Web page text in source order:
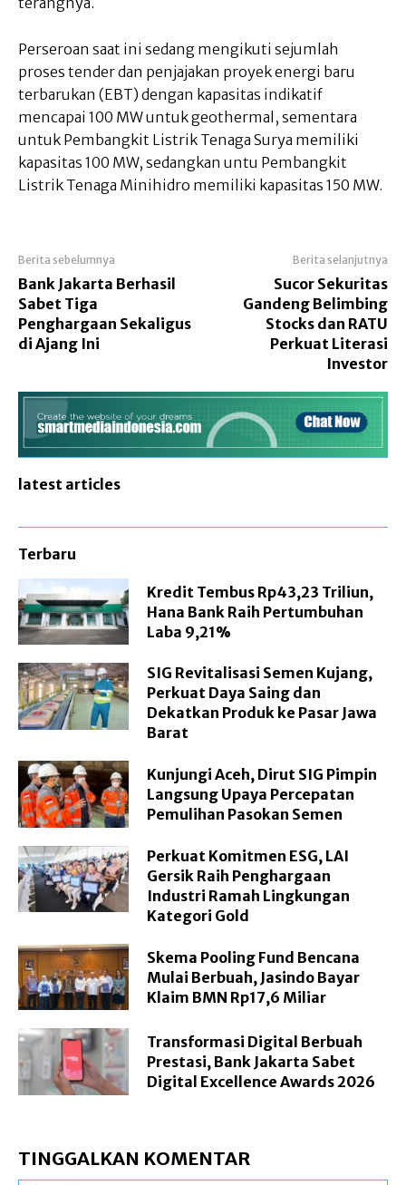
Perseroan saat ini sedang mengikuti sejumlah
proses tender dan penjajakan proyek energi baru
terbarukan (EBT) dengan kapasitas indikatif
mencapai 100 MW untuk geothermal, sementara
untuk Pembangkit Listrik Tenaga Surya memiliki
kapasitas 100 MW, sedangkan untu Pembangkit
Listrik Tenaga Minihidro memiliki kapasitas 150 MW.
Berita sebelumnya
Bank Jakarta Berhasil
Sabet Tiga
Penghargaan Sekaligus
di Ajang Ini
Berita selanjutnya
Sucor Sekuritas
Gandeng Belimbing
Stocks dan RATU
Perkuat Literasi
Investor
latest articles
Terbaru
Kredit Tembus Rp43,23 Triliun,
Hana Bank Raih Pertumbuhan
Laba 9,21%
SIG Revitalisasi Semen Kujang,
Perkuat Daya Saing dan
Dekatkan Produk ke Pasar Jawa
Barat
Kunjungi Aceh, Dirut SIG Pimpin
Langsung Upaya Percepatan
Pemulihan Pasokan Semen
Perkuat Komitmen ESG, LAI
Gersik Raih Penghargaan
Industri Ramah Lingkungan
Kategori Gold
Skema Pooling Fund Bencana
Mulai Berbuah, Jasindo Bayar
Klaim BMN Rp17,6 Miliar
Transformasi Digital Berbuah
Prestasi, Bank Jakarta Sabet
Digital Excellence Awards 2026
TINGGALKAN KOMENTAR